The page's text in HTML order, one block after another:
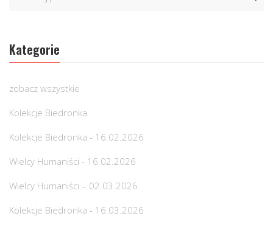
Kategorie
zobacz wszystkie
Kolekcje Biedronka
Kolekcje Biedronka - 16.02.2026
Wielcy Humaniści - 16.02.2026
Wielcy Humaniści – 02.03.2026
Kolekcje Biedronka - 16.03.2026